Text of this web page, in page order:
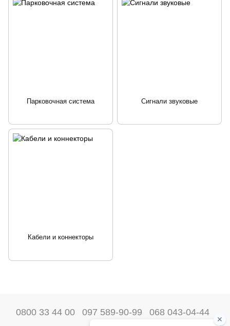
Парковочная система Сигнали звуковые
Кабели и коннекторы
0800 33 44 00 097 589-90-99 068 043-04-44